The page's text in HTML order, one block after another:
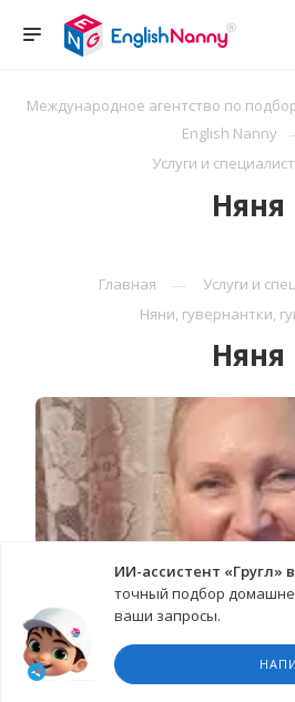
Международное агентство по
English Nanny
Услуги и
Няня
Главная
Услуги и
Няни, гувернантки,
Няня
ИИ-ассистент «Гругл»
точный подбор
ваши запросы.